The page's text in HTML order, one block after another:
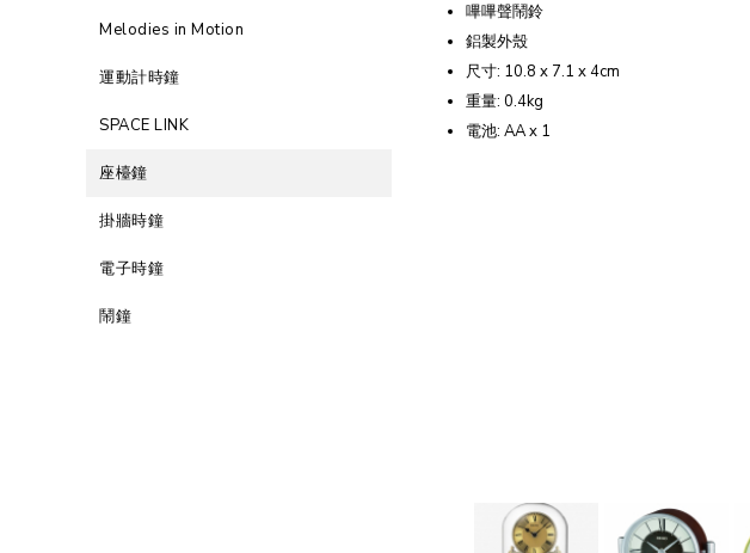
Melodies in Motion
運動計時鐘
SPACE LINK
座檯鐘
掛牆時鐘
電子時鐘
鬧鐘
嗶嗶聲鬧鈴
鋁製外殼
尺寸: 10.8 x 7.1 x 4cm
重量: 0.4kg
電池: AA x 1